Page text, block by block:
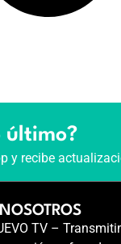
último?
y recibe
TV –